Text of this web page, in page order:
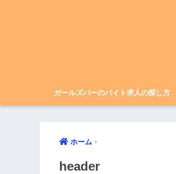
ガールズバーのバイト求人の探し方
ホーム
header